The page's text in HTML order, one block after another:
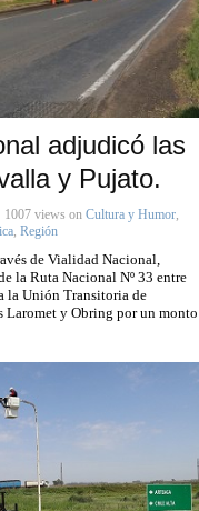
adjudicó las
y Pujato.
1007 views on Cultura y Humor,
, Región
de Vialidad Nacional,
la Ruta Nacional Nº 33 entre
la Unión Transitoria de
Laromet y Obring por un monto